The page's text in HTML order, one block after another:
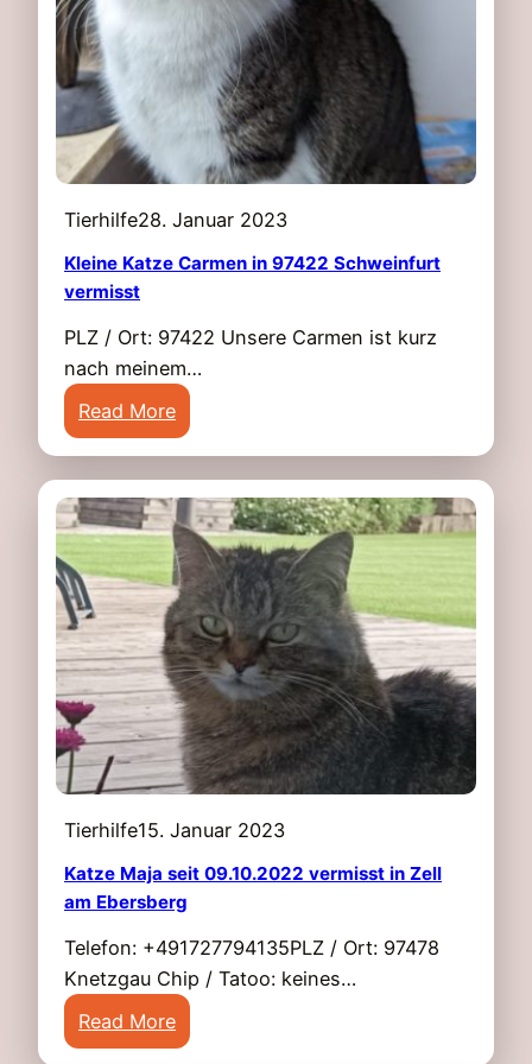
n
V
e
s
s
i
9
7
8
8
O
b
e
r
l
a
u
r
i
n
e
n
Tierhilfe28. Januar 2023
Kleine Katze Carmen in 97422 Schweinfurt
vermisst
PLZ / Ort: 97422 Unsere Carmen ist kurz
nach meinem…
Read More:
K
e
i
n
e
K
a
t
z
e
C
r
m
e
n
n
9
Tierhilfe15. Januar 2023
Katze Maja seit 09.10.2022 vermisst in Zell
am Ebersberg
Telefon: +491727794135PLZ / Ort: 97478
Knetzgau Chip / Tatoo: keines…
Read More:
K